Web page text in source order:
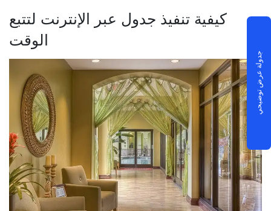
كيفية تنفيذ جدول عبر الإنترنت لتتبع
الوقت
جدولة عرض توضيحي